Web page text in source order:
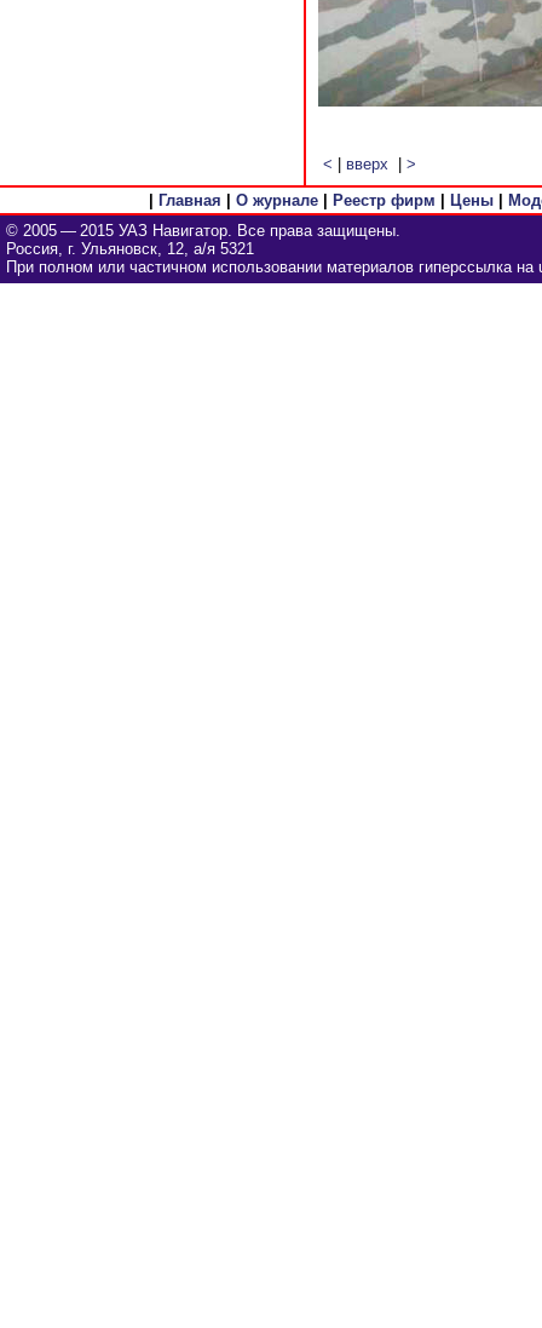
< вверх
>
Главная О журнале| Реестр фирм Цены|
© 2005 — 2015 УАЗ Навигатор. Все права защищены.
Россия, г. Ульяновск, 12, а/я 5321
При полном или частичном использовании материалов гиперссылка на